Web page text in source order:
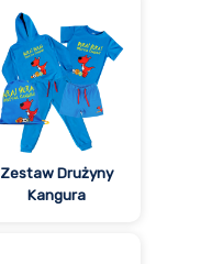
Zestaw Drużyny
Kangura